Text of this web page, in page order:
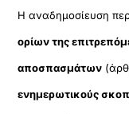
Η αναδημοσίευση
ορίων της
αποσπασμάτων
ενημερωτικούς